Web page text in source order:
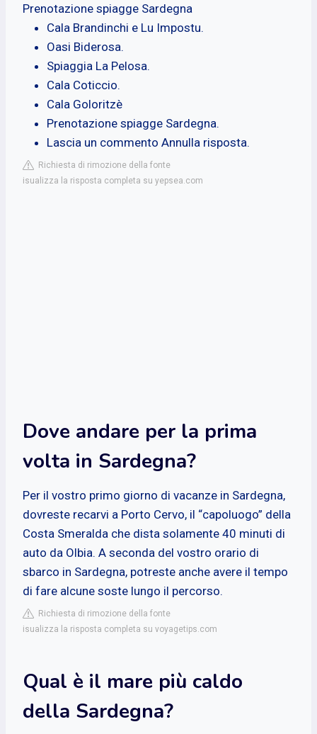
Prenotazione spiagge Sardegna
Cala Brandinchi e Lu Impostu.
Oasi Biderosa.
Spiaggia La Pelosa.
Cala Coticcio.
Cala Goloritzè
Prenotazione spiagge Sardegna.
Lascia un commento Annulla risposta.
Richiesta di rimozione della fonte
isualizza la risposta completa su yepsea.com
Dove andare per la prima
volta in Sardegna?
Per il vostro primo giorno di vacanze in Sardegna,
dovreste recarvi a Porto Cervo, il “capoluogo” della
Costa Smeralda che dista solamente 40 minuti di
auto da Olbia. A seconda del vostro orario di
sbarco in Sardegna, potreste anche avere il tempo
di fare alcune soste lungo il percorso.
Richiesta di rimozione della fonte
isualizza la risposta completa su voyagetips.com
Qual è il mare più caldo
della Sardegna?